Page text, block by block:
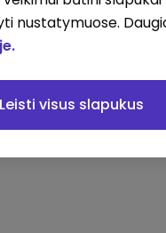
nustatymuose.
Leisti visus slapukus